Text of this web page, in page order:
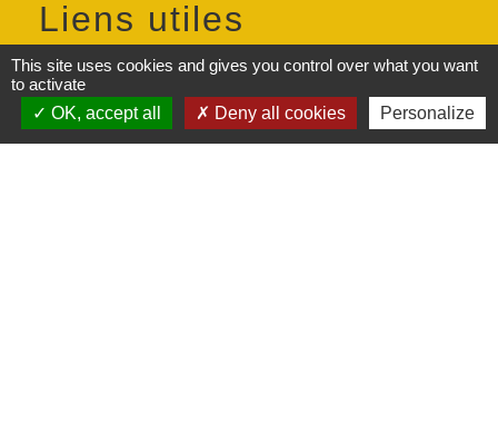
Liens utiles
INTERCOMMUNALITÉ (Communauté
d'Agglomération du Pays de Laon)
PRÉFECTURE (Préfecture de l'Aisne (02))
This site uses cookies and gives you control over what you want
to activate
OK, accept all
Deny all cookies Personalize